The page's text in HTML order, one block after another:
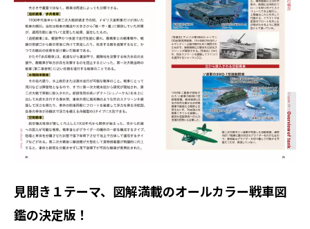
見開き１テーマ、図解満載のオールカラー戦車図
鑑の決定版！